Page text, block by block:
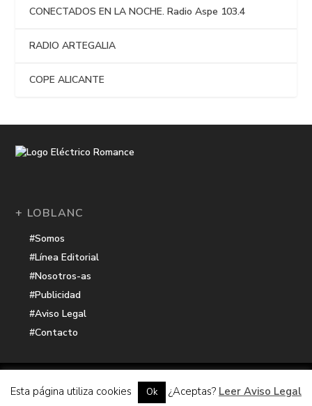
CONECTADOS EN LA NOCHE. Radio Aspe 103.4
RADIO ARTEGALIA
COPE ALICANTE
+ LOBLANC
#Somos
#Línea Editorial
#Nosotros-as
#Publicidad
#Aviso Legal
#Contacto
Electrico Romance
Hacker Harbor
Esta página utiliza cookies Ok ¿Aceptas? Leer Aviso Legal